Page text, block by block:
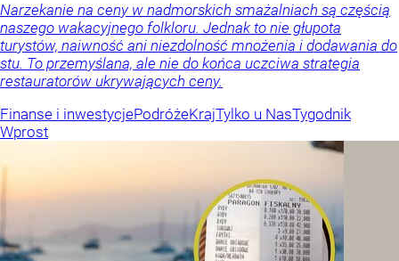
Narzekanie na ceny w nadmorskich smażalniach są częścią
naszego wakacyjnego folkloru. Jednak to nie głupota
turystów, naiwność ani niezdolność mnożenia i dodawania do
stu. To przemyślana, ale nie do końca uczciwa strategia
restauratorów ukrywających ceny.
Finanse i inwestycjePodróżeKrajTylko u NasTygodnik
Wprost